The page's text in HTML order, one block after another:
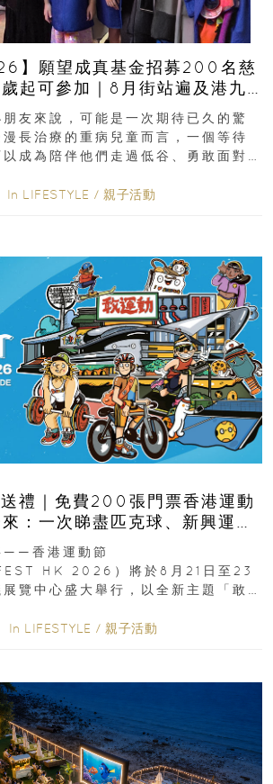
】願望成真基金招募200名慈
起可參加｜8月街站遍及港九
友來說，可能是一次期待已久的驚
長治療的重病兒童而言，一個等待
成為陪伴他們走過低谷、勇敢面對
In LIFESTYLE / 親子活動
禮｜免費200張門票香港運動
：一次睇盡匹克球、新興運
百運動品牌展覽
——香港運動節
HK 2026）將於8月21日至23
覽中心盛大舉行，以全新主題「敢
In LIFESTYLE / 親子活動